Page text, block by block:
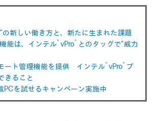
の新しい働き方と、新たに生まれた課題
能は、インテル® vPro® とのタッグで“威力
ート管理機能を提供 インテル® vPro® プ
きること
PCを試せるキャンペーン実施中